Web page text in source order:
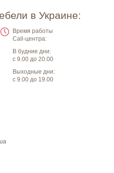
в Украине:
Время работы
Call-центра:
В будние дни:
с 9.00 до 20.00
Выходные дни:
с 9.00 до 19.00